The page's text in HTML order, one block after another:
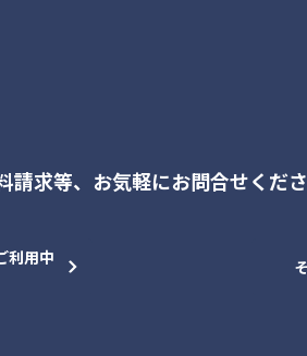
求等、 お気軽にお問合せくださ
利用中